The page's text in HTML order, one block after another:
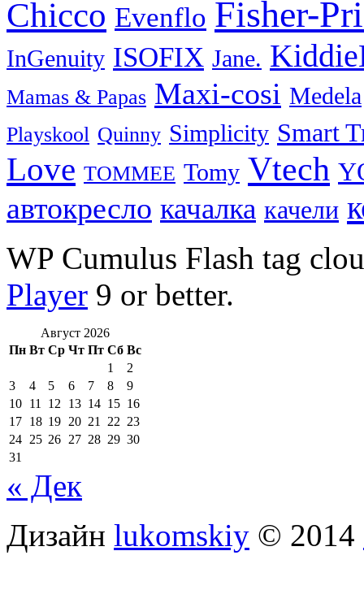
Chicco Evenflo Fisher-
InGenuity ISOFIX Jane.
Mamas & Papas Maxi-cosi Medela
Playskool Quinny Simplicity Smart
Love TOMMEE Tomy Vtech
автокресло качалка качели
WP Cumulus Flash tag
Player 9 or better.
Август 2026
Пн Вт Ср Чт Пт Сб Вс
1
2
3
4 5 6 7 8
9
10 11 12 13 14 15 16
17 18 19 20 21 22 23
24 25 26 27 28 29 30
31
« Дек
Дизайн lukomskiy © 2014